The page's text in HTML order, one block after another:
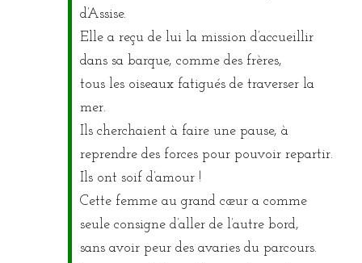
d’Assise.
Elle a reçu de lui la mission d’accueillir
dans sa barque, comme des frères,
tous les oiseaux fatigués de traverser la
mer.
Ils cherchaient à faire une pause, à
reprendre des forces pour pouvoir repartir.
Ils ont soif d’amour !
Cette femme au grand cœur a comme
seule consigne d’aller de l’autre bord,
sans avoir peur des avaries du parcours.